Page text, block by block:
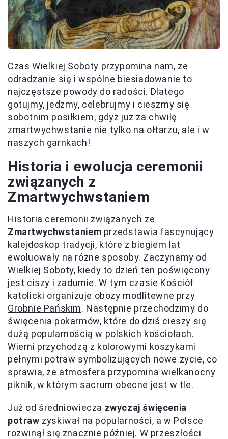
Czas Wielkiej Soboty przypomina nam, że
odradzanie się i wspólne biesiadowanie to
najczęstsze powody do radości. Dlatego
gotujmy, jedzmy, celebrujmy i cieszmy się
sobotnim posiłkiem, gdyż już za chwilę
zmartwychwstanie nie tylko na ołtarzu, ale i w
naszych garnkach!
Historia i ewolucja ceremonii
związanych z
Zmartwychwstaniem
Historia ceremonii związanych ze
Zmartwychwstaniem przedstawia fascynujący
kalejdoskop tradycji, które z biegiem lat
ewoluowały na różne sposoby. Zaczynamy od
Wielkiej Soboty, kiedy to dzień ten poświęcony
jest ciszy i zadumie. W tym czasie Kościół
katolicki organizuje obozy modlitewne przy
Grobnie Pańskim. Następnie przechodzimy do
święcenia pokarmów, które do dziś cieszy się
dużą popularnością w polskich kościołach.
Wierni przychodzą z kolorowymi koszykami
pełnymi potraw symbolizujących nowe życie, co
sprawia, że atmosfera przypomina wielkanocny
piknik, w którym sacrum obecne jest w tle.
Już od średniowiecza zwyczaj święcenia
potraw zyskiwał na popularności, a w Polsce
rozwinął się znacznie później. W przeszłości